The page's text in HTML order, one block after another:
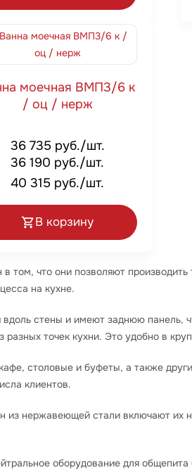
моечная ВМП3/6 к
/ оц / нерж
36 735 руб./шт.
36 190 руб./шт.
40 315 руб./шт.
В корзину
том, что они позволяют
на кухне.
стены и имеют заднюю
точек кухни. Это удобно в
столовые и буфеты, а также
клиентов.
нержавеющей стали включают их
оборудование для